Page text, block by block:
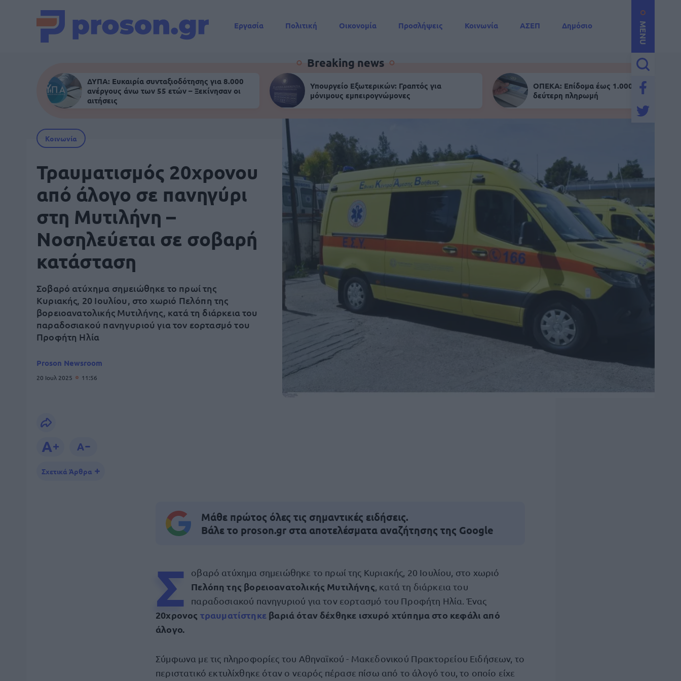
MENU
Εργασία Πολιτική Οικονομία Προσλήψεις Κοινωνία ΑΣΕΠ
Δημόσιο
Breaking news
ΔΥΠΑ: Ευκαιρία συνταξιοδότησης για 8.000
ανέργους άνω των 55 ετών – Ξεκίνησαν οι
αιτήσεις
Υπουργείο Εξωτερικών: Γραπτός για
μόνιμους εμπειρογνώμονες
ΟΠΕΚΑ: Επίδομα έως 1.000 ευρώ -
δεύτερη πληρωμή
Κοινωνία
Τραυματισμός 20χρονου
από άλογο σε πανηγύρι
στη Μυτιλήνη –
Νοσηλεύεται σε σοβαρή
κατάσταση
Σοβαρό ατύχημα σημειώθηκε το πρωί της
Κυριακής, 20 Ιουλίου, στο χωριό Πελόπη της
βορειοανατολικής Μυτιλήνης, κατά τη διάρκεια του
παραδοσιακού πανηγυριού για τον εορτασμό του
Προφήτη Ηλία
Proson Newsroom
20 Ιουλ 2025 11:56
Σχετικά Άρθρα
Μάθε πρώτος όλες τις σημαντικές ειδήσεις.
Βάλε το proson.gr στα αποτελέσματα αναζήτησης της Google
Σ οβαρό ατύχημα σημειώθηκε το πρωί της Κυριακής, 20 Ιουλίου, στο χωριό
Πελόπη της βορειοανατολικής Μυτιλήνης , κατά τη διάρκεια του
παραδοσιακού πανηγυριού για τον εορτασμό του Προφήτη Ηλία. Ένας
20χρονος τραυματίστηκε βαριά όταν δέχθηκε ισχυρό χτύπημα στο κεφάλι από
άλογο.
Σύμφωνα με τις πληροφορίες του Αθηναϊκού - Μακεδονικού Πρακτορείου Ειδήσεων, το
περιστατικό εκτυλίχθηκε όταν ο νεαρός πέρασε πίσω από το άλογό του, το οποίο είχε